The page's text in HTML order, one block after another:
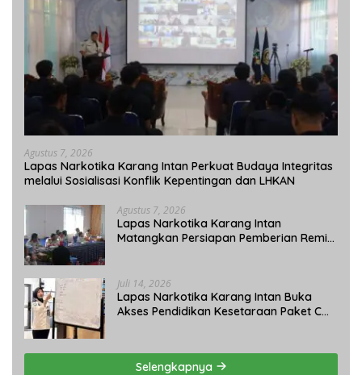
Agustus 7, 2026
Lapas Narkotika Karang Intan Perkuat Budaya Integritas
melalui Sosialisasi Konflik Kepentingan dan LHKAN
Agustus 7, 2026
Lapas Narkotika Karang Intan
Matangkan Persiapan Pemberian Remisi
Juli 14, 2026
Lapas Narkotika Karang Intan Buka
Akses Pendidikan Kesetaraan Paket C
Selengkapnya